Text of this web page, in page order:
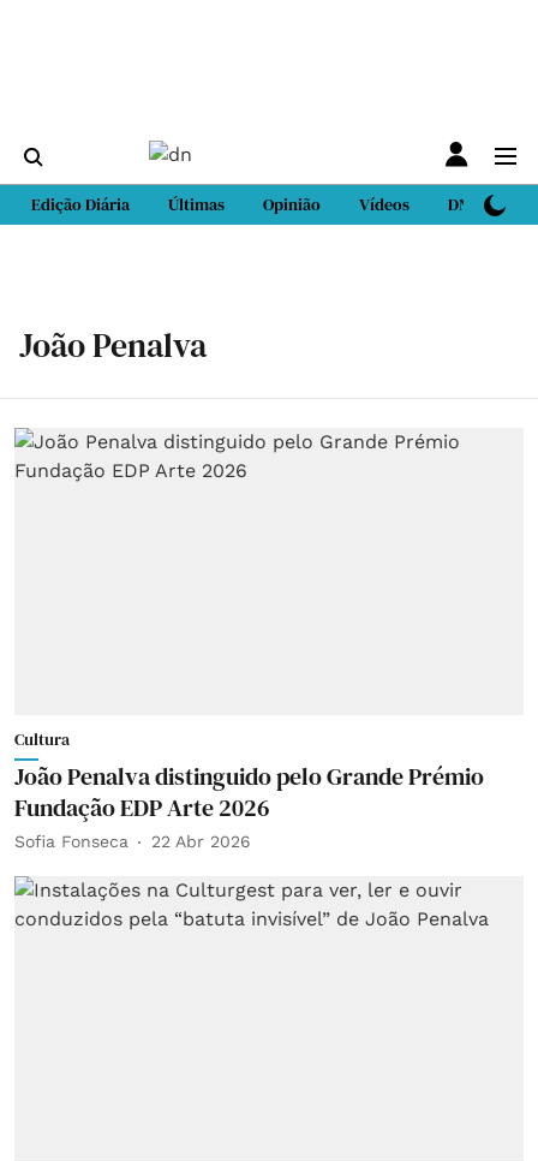
Edição Diária Últimas Opinião Vídeos DN Sport
João Penalva
Cultura
João Penalva distinguido pelo Grande Prémio
Fundação EDP Arte 2026
Sofia Fonseca 22 Abr 2026